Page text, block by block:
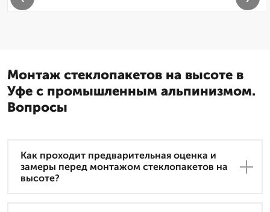
Монтаж стеклопакетов на высоте в
Уфе с промышленным альпинизмом.
Вопросы
Как проходит предварительная оценка и
замеры перед монтажом стеклопакетов на
высоте?